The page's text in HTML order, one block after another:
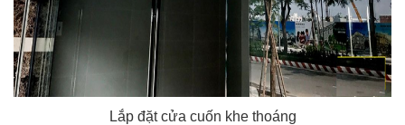
Lắp đặt cửa cuốn khe thoáng